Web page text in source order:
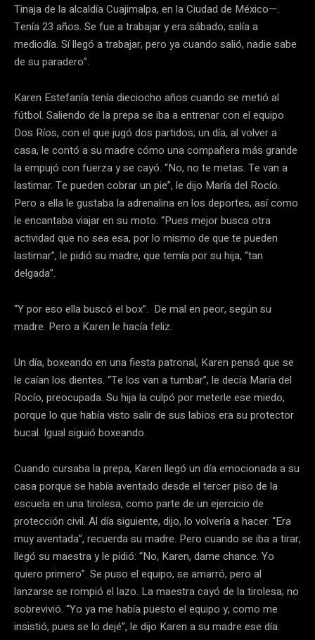
Tinaja de la alcaldía Cuajimalpa, en la Ciudad de México—.
Tenía 23 años. Se fue a trabajar y era sábado; salía a
mediodía. Sí llegó a trabajar, pero ya cuando salió, nadie sabe
de su paradero”.
Karen Estefanía tenía dieciocho años cuando se metió al
fútbol. Saliendo de la prepa se iba a entrenar con el equipo
Dos Ríos, con el que jugó dos partidos; un día, al volver a
casa, le contó a su madre cómo una compañera más grande
la empujó con fuerza y se cayó. “No, no te metas. Te van a
lastimar. Te pueden cobrar un pie”, le dijo María del Rocío.
Pero a ella le gustaba la adrenalina en los deportes, así como
le encantaba viajar en su moto. “Pues mejor busca otra
actividad que no sea esa, por lo mismo de que te pueden
lastimar”, le pidió su madre, que temía por su hija, “tan
delgada”.
“Y por eso ella buscó el box”. De mal en peor, según su
madre. Pero a Karen le hacía feliz.
Un día, boxeando en una fiesta patronal, Karen pensó que se
le caían los dientes. “Te los van a tumbar”, le decía María del
Rocío, preocupada. Su hija la culpó por meterle ese miedo,
porque lo que había visto salir de sus labios era su protector
bucal. Igual siguió boxeando.
Cuando cursaba la prepa, Karen llegó un día emocionada a su
casa porque se había aventado desde el tercer piso de la
escuela en una tirolesa, como parte de un ejercicio de
protección civil. Al día siguiente, dijo, lo volvería a hacer. “Era
muy aventada”, recuerda su madre. Pero cuando se iba a tirar,
llegó su maestra y le pidió: “No, Karen, dame chance. Yo
quiero primero”. Se puso el equipo, se amarró, pero al
lanzarse se rompió el lazo. La maestra cayó de la tirolesa; no
sobrevivió. “Yo ya me había puesto el equipo y, como me
insistió, pues se lo dejé”, le dijo Karen a su madre ese día.